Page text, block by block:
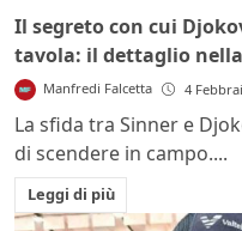
Il segreto con cui
tavola: il dettaglio
Manfredi Falcetta 4
La sfida tra Sinner e
di scendere in campo....
Leggi di più